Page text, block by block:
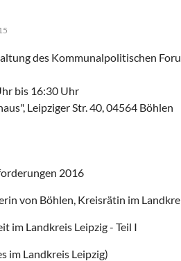
des Kommunalpolitischen
bis 16:30 Uhr
Leipziger Str. 40, 04564 Böhlen
2016
von Böhlen, Kreisrätin im
im Landkreis Leipzig - Teil I
im Landkreis Leipzig)